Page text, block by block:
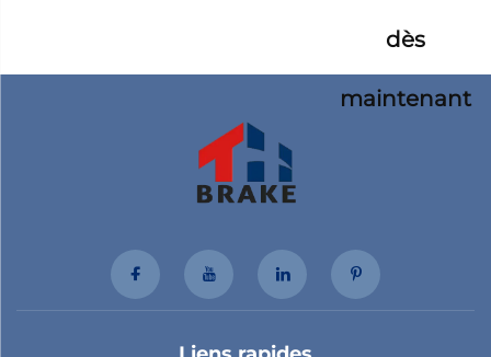
dès
maintenant